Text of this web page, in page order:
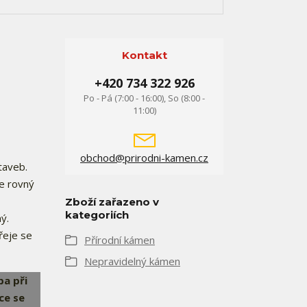
rovný
se
při
se
Kontakt
+420 734 322 926
Po - Pá (7:00 - 16:00), So (8:00 -
11:00)
obchod@prirodni-kamen.cz
Zboží zařazeno v
kategoriích
Přírodní kámen
Nepravidelný kámen